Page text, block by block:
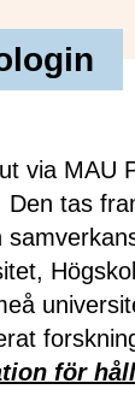
via MAU
Den tas
för